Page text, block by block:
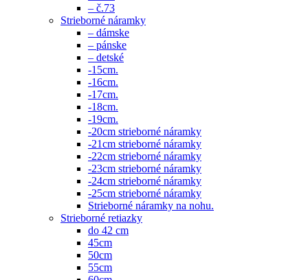
– č.73
Strieborné náramky
– dámske
– pánske
– detské
-15cm.
-16cm.
-17cm.
-18cm.
-19cm.
-20cm strieborné náramky
-21cm strieborné náramky
-22cm strieborné náramky
-23cm strieborné náramky
-24cm strieborné náramky
-25cm strieborné náramky
Strieborné náramky na nohu.
Strieborné retiazky
do 42 cm
45cm
50cm
55cm